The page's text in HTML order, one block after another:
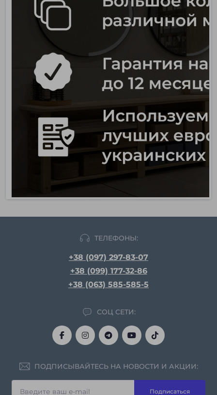
ТЕЛЕФОНЫ:
+38 (097) 297-83-07
+38 (099) 177-32-86
+38 (063) 585-585-5
СОЦ СЕТИ:
ПОДПИСЫВАЙТЕСЬ НА НОВОСТИ И АКЦИИ:
Подписаться